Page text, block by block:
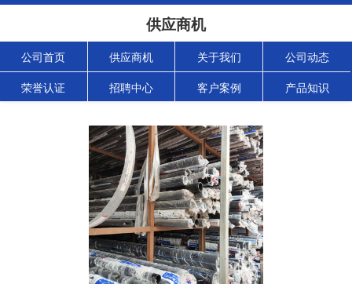
供应商机
公司首页 供应商机 关于我们 公司动态
荣誉认证 招聘中心 客户案例 产品知识